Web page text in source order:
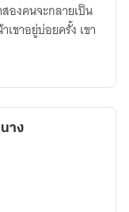
องคนจะกลายเป็น
ขาอยู่บ่อยครั้ง เขา
าง